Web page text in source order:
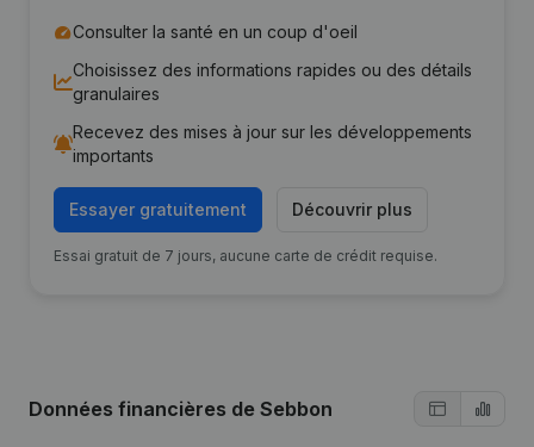
Consulter la santé en un coup d'oeil
Choisissez des informations rapides ou des détails
granulaires
Recevez des mises à jour sur les développements
importants
Essayer gratuitement Découvrir plus
Essai gratuit de 7 jours, aucune carte de crédit requise.
Données financières de Sebbon